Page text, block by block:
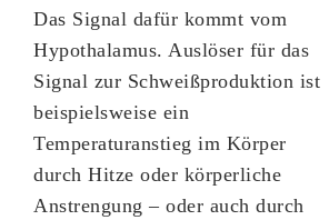
Das Signal dafür kommt vom
Hypothalamus. Auslöser für das
Signal zur Schweißproduktion ist
beispielsweise ein
Temperaturanstieg im Körper
durch Hitze oder körperliche
Anstrengung – oder auch durch